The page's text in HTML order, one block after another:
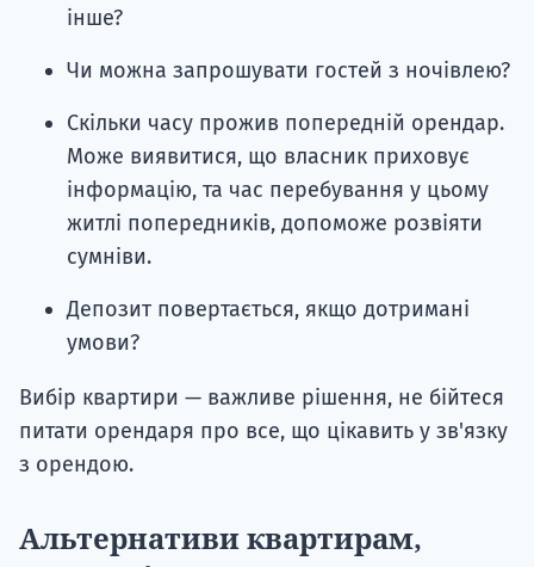
інше?
Чи можна запрошувати гостей з ночівлею?
Скільки часу прожив попередній орендар.
Може виявитися, що власник приховує
інформацію, та час перебування у цьому
житлі попередників, допоможе розвіяти
сумніви.
Депозит повертається, якщо дотримані
умови?
Вибір квартири — важливе рішення, не бійтеся
питати орендаря про все, що цікавить у зв'язку
з орендою.
Альтернативи квартирам,